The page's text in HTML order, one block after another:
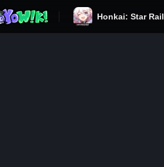
Honkai: Star Rail